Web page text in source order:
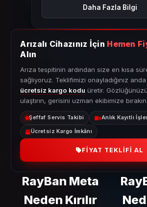
Daha Fazla Bilgi
Arızalı Cihazınız İçin Hemen
Alın
Arıza tespitinin ardından size en kısa
sağlıyoruz. Teklifimizi onayladığınız
ücretsiz kargo kodu üretir.
ulaştırın, gerisini uzman ekibimize bırakın.
Şeffaf Servis Takibi Anlık Kayıtlı
Ücretsiz Kargo İmkânı
FIYAT TEKLIFI AL
RayBan Meta
Neden Kırılır